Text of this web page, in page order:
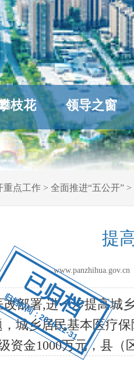
已归档
归档时间：2016-12-31
枝花 领导之窗
重点工作 > 全面推进“五公开” >
提
改部署,进一步提高城
，城乡居民基本医疗
资金1000万元，县（